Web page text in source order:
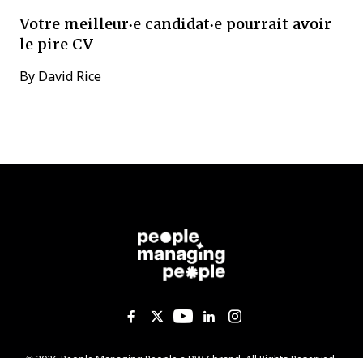
Votre meilleur·e candidat·e pourrait avoir
le pire CV
By David Rice
Like us on Facebook
Follow us on Twitter
Follow us on
Add us on
Follow us on